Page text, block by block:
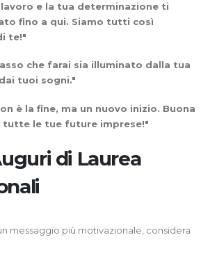
e la tua determinazione ti
fino a qui. Siamo tutti così
te!"
che farai sia illuminato dalla tua
tuoi sogni."
è la fine, ma un nuovo inizio. Buona
le tue future imprese!"
di Laurea
messaggio più motivazionale, considera